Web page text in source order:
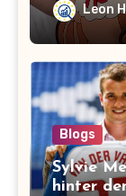
Leon
Blogs
Sylvie
hinter